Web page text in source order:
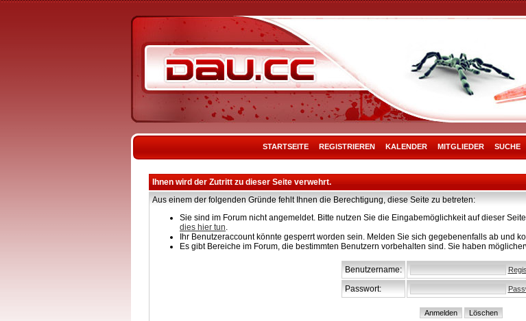
STARTSEITE REGISTRIEREN KALENDER MITGLIEDER SUCHE
Ihnen wird der Zutritt zu dieser Seite verwehrt.
Aus einem der folgenden Gründe fehlt Ihnen die Berechtigung, diese Seite zu betreten:
Sie sind im Forum nicht angemeldet. Bitte nutzen Sie die Eingabemöglichkeit auf dieser
dies hier tun.
Ihr Benutzeraccount könnte gesperrt worden sein. Melden Sie sich gegebenenfalls ab und
Es gibt Bereiche im Forum, die bestimmten Benutzern vorbehalten sind. Sie haben
Benutzername:
Passwort: